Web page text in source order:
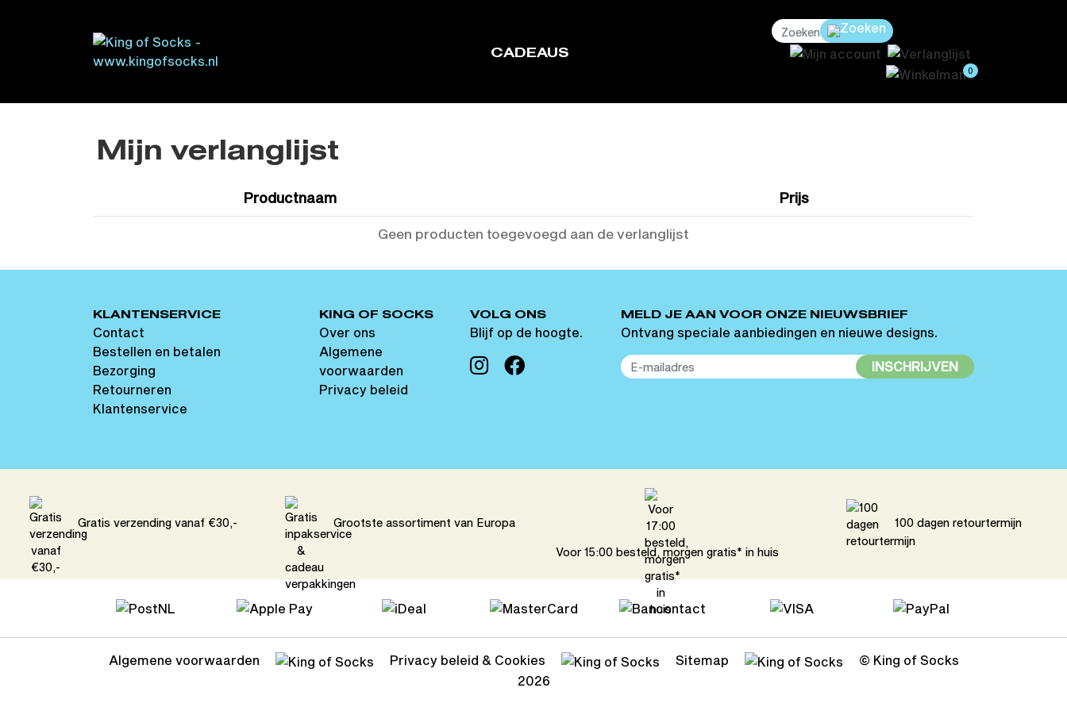
CADEAUS
0
Mijn verlanglijst
Productnaam Prijs
Geen producten toegevoegd aan de verlanglijst
KLANTENSERVICE
Contact
Bestellen en betalen
Bezorging
Retourneren
Klantenservice
KING OF SOCKS
Over ons
Algemene
voorwaarden
Privacy beleid
VOLG ONS
Blijf op de hoogte.
MELD JE AAN VOOR ONZE NIEUWSBRIEF
Ontvang speciale aanbiedingen en nieuwe designs.
INSCHRIJVEN
Gratis verzending vanaf €30,- Grootste assortiment van Europa
Voor 15:00 besteld, morgen gratis* in huis
100 dagen retourtermijn
Algemene voorwaarden Privacy beleid & Cookies Sitemap
© King of Socks
2026